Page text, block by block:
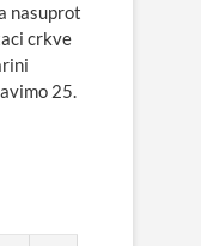
nasuprot
crkve
25.